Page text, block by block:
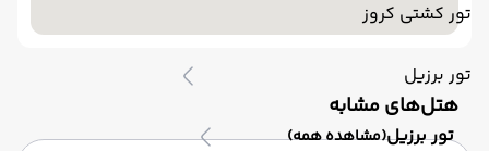
تور کشتی کروز
تور برزیل
تور برزیل(مشاهده همه)
‌هتل‌های مشابه